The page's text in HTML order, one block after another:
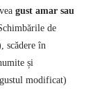
gust amar sau
de
scădere în
și
modificat)